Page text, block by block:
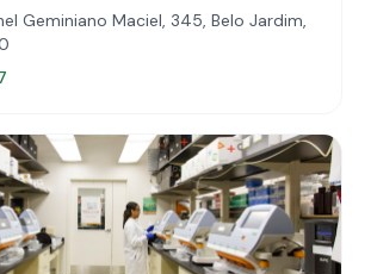
Geminiano Maciel, 345, Belo Jardim,